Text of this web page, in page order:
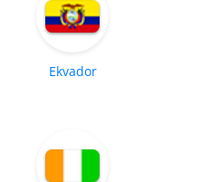
Ekvador